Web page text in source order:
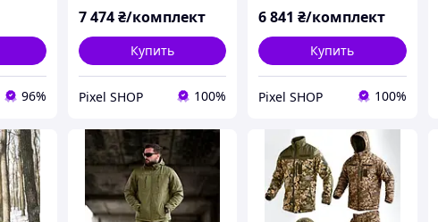
96%
7 474₴/комплект
Купить
Pixel SHOP 100%
6 841 ₴/комплект
Купить
Pixel SHOP 100%